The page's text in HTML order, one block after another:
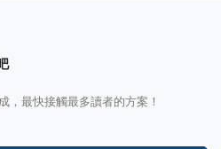
，最快接觸最多讀者的方案！